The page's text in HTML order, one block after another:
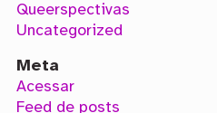
Queerspectivas
Uncategorized
Meta
Acessar
Feed de posts